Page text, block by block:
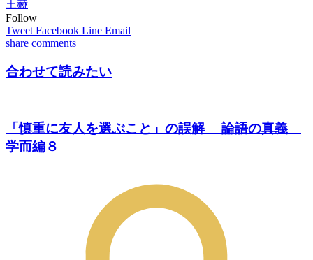
王赫
Follow
Tweet Facebook Line Email
share comments
合わせて読みたい
「慎重に友人を選ぶこと」の誤解 論語の真義
学而編８